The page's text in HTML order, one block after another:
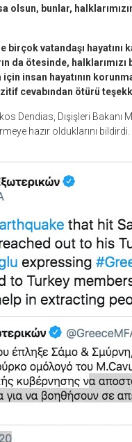
olsun, bunlar,
birçok vatandaşı
da ötesinde, halklarımızı
insan hayatının
cevabından ötürü
Dendias, Dışişleri
hazır olduklarını bildirdi.